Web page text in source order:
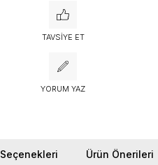
TAVSIYE ET
YORUM YAZ
Ürün Önerileri